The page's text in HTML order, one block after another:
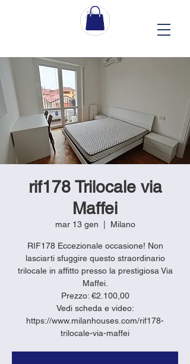
rif178 Trilocale via
Maffei
mar 13 gen Milano
RIF178 Eccezionale occasione! Non
lasciarti sfuggire questo straordinario
trilocale in affitto presso la prestigiosa Via
Maffei.
Prezzo: €2.100,00
Vedi scheda e video:
https://www.milanhouses.com/rif178-
trilocale-via-maffei